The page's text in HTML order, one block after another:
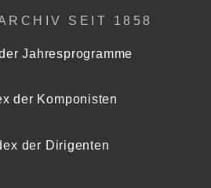
SEIT 1858
Jahresprogramme
der Komponisten
der Dirigenten